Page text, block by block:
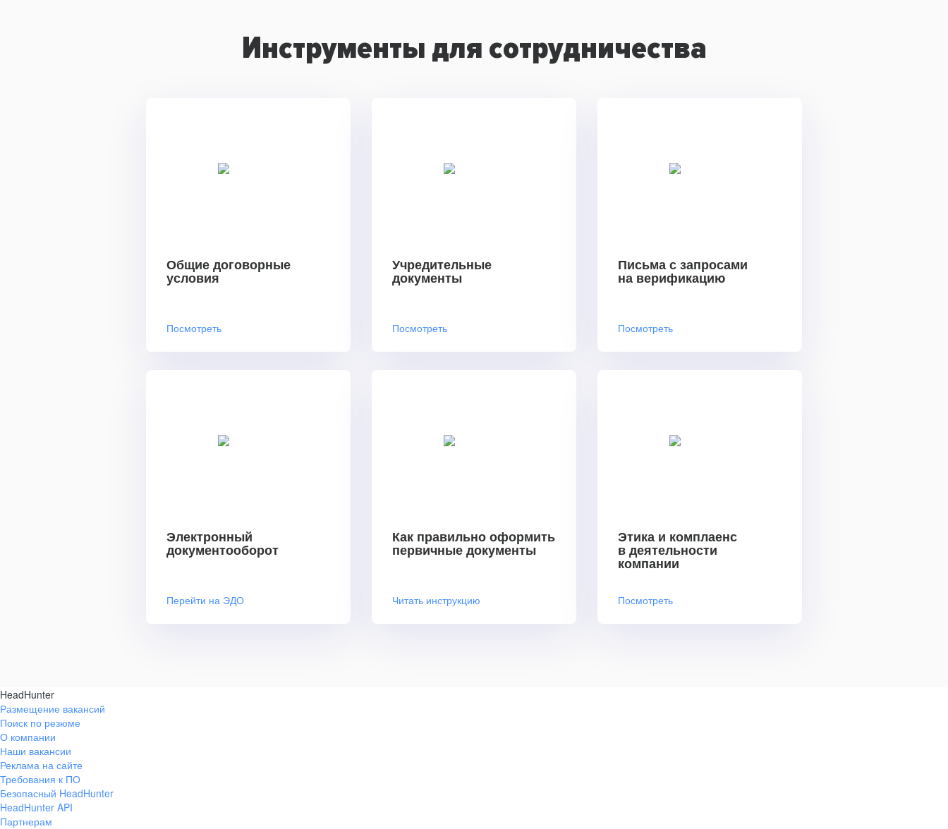
Инструменты для сотрудничества
Общие договорные
условия
Посмотреть
Учредительные
документы
Посмотреть
Письма с запросами
на верификацию
Посмотреть
Электронный
документооборот
Перейти на ЭДО
Как правильно оформить
первичные документы
Читать инструкцию
Этика и комплаенс
в деятельности
компании
Посмотреть
HeadHunter
Размещение вакансий
Поиск по резюме
О компании
Наши вакансии
Реклама на сайте
Требования к ПО
Безопасный HeadHunter
HeadHunter API
Партнерам